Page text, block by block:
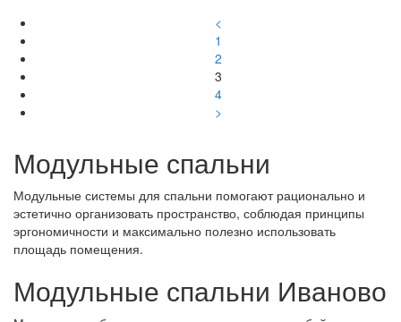
<
1
2
3
4
>
Модульные спальни
Модульные системы для спальни помогают рационально и
эстетично организовать пространство, соблюдая принципы
эргономичности и максимально полезно использовать
площадь помещения.
Модульные спальни Иваново